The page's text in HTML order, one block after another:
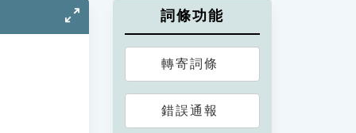
詞條功能
轉寄詞條
錯誤通報